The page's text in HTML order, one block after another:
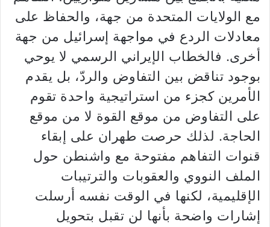
مع الولايات المتحدة من جهة، والحفاظ على
معادلات الردع في مواجهة إسرائيل من جهة
أخرى. فالخطاب الإيراني الرسمي لا يوحي
بوجود تناقض بين التفاوض والردّ، بل يقدم
الأمرين كجزء من استراتيجية واحدة تقوم
على التفاوض من موقع القوة لا من موقع
الحاجة. لذلك حرصت طهران على إبقاء
قنوات التفاهم مفتوحة مع واشنطن حول
الملف النووي والعقوبات والترتيبات
الإقليمية، لكنها في الوقت نفسه أرسلت
إشارات واضحة بأنها لن تقبل بتحويل